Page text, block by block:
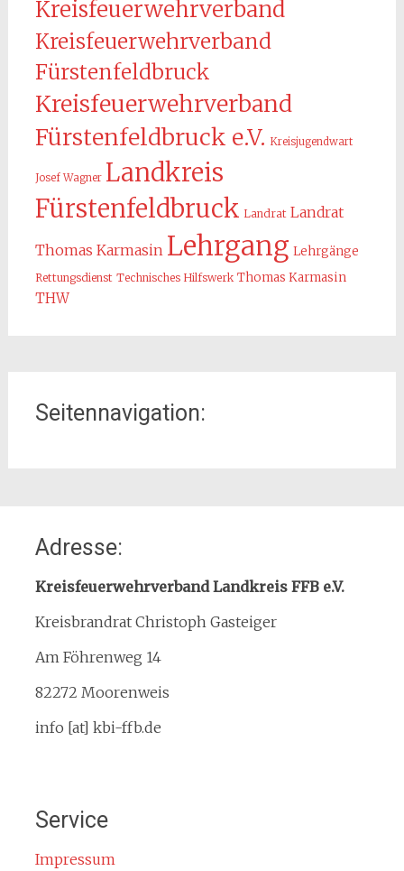
Kreisfeuerwehrverband
Kreisfeuerwehrverband
Fürstenfeldbruck
Kreisfeuerwehrverband
Fürstenfeldbruck e.V. Kreisjugendwart
Josef Wagner Landkreis
Fürstenfeldbruck Landrat Landrat
Thomas Karmasin Lehrgang Lehrgänge
Rettungsdienst Technisches Hilfswerk Thomas Karmasin
THW
Seitennavigation:
Organisation
Kreisfeuerwehrverband
Kreisbrandinspektion
Service
Rauchmelder
Rettungsgasse
Adresse:
Kreisfeuerwehrverband Landkreis FFB e.V.
Kreisbrandrat Christoph Gasteiger
Am Föhrenweg 14
82272 Moorenweis
info [at] kbi-ffb.de
Service
Impressum